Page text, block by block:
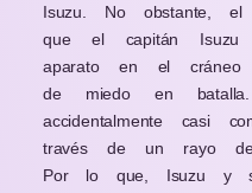
Isuzu. No obstante,
que el capitán
aparato en el cráneo
de miedo en batalla.
accidentalmente casi
través de un rayo
Por lo que, Isuzu y